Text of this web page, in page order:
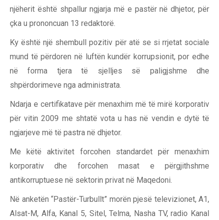
njëherit është shpallur ngjarja më e pastër në dhjetor, për
çka u prononcuan 13 redaktorë.
Ky është një shembull pozitiv për atë se si rrjetat sociale
mund të përdoren në luftën kundër korrupsionit, por edhe
në forma tjera të sjelljes së paligjshme dhe
shpërdorimeve nga administrata.
Ndarja e certifikatave për menaxhim më të mirë korporativ
për vitin 2009 me shtatë vota u has në vendin e dytë të
ngjarjeve më të pastra në dhjetor.
Me këtë aktivitet forcohen standardet për menaxhim
korporativ dhe forcohen masat e përgjithshme
antikorruptuese në sektorin privat në Maqedoni.
Në anketën “Pastër-Turbullt” morën pjesë televizionet, A1,
Alsat-M, Alfa, Kanal 5, Sitel, Telma, Nasha TV, radio Kanal